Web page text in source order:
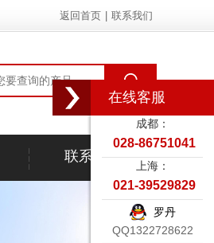
返回首页 联系我们
联系我们
在线客服
成都：
028-86751041
上海：
021-39529829
罗丹
QQ1322728622